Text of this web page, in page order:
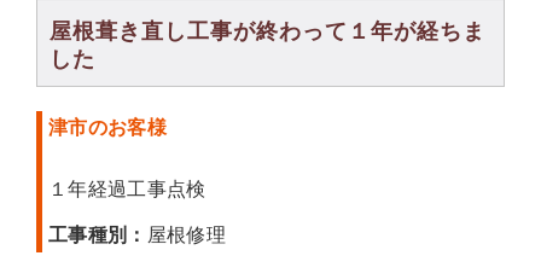
屋根葺き直し工事が終わって１年が経ちま
した
津市のお客様
１年経過工事点検
工事種別： 屋根修理